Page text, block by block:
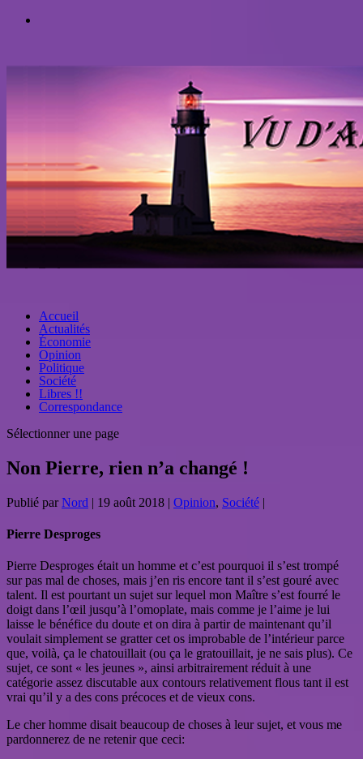
Accueil
Actualités
Économie
Opinion
Politique
Société
Libres !!
Correspondance
Sélectionner une page
Non Pierre, rien n’a changé !
Publié parNord | 19 août 2018 | Opinion, Société |
Pierre Desproges
Pierre Desproges était un homme et c’est pourquoi il s’est trompé
sur pas mal de choses, mais j’en ris encore tant il s’est gouré avec
talent. Il est pourtant un sujet sur lequel mon Maître s’est fourré le
doigt dans l’œil jusqu’à l’omoplate, mais comme je l’aime je lui
laisse le bénéfice du doute et on dira à partir de maintenant qu’il
voulait simplement se gratter cet os improbable de l’intérieur parce
que, voilà, ça le chatouillait (ou ça le gratouillait, je ne sais plus). Ce
sujet, ce sont « les jeunes », ainsi arbitrairement réduit à une
catégorie assez discutable aux contours relativement flous tant il est
vrai qu’il y a des cons précoces et de vieux cons.
Le cher homme disait beaucoup de choses à leur sujet, et vous me
pardonnerez de ne retenir que ceci: